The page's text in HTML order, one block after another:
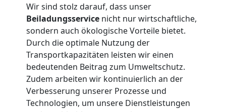
Wir sind stolz darauf, dass unser
Beiladungsservice nicht nur wirtschaftliche,
sondern auch ökologische Vorteile bietet.
Durch die optimale Nutzung der
Transportkapazitäten leisten wir einen
bedeutenden Beitrag zum Umweltschutz.
Zudem arbeiten wir kontinuierlich an der
Verbesserung unserer Prozesse und
Technologien, um unsere Dienstleistungen
Leonding
Umzug
für